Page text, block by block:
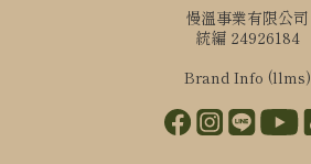
慢溫事業有限公司
統編 24926184
Brand Info (llms)